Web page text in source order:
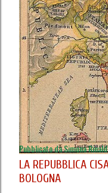
Pubblicato daSimona
LA REPUBBLICA
BOLOGNA